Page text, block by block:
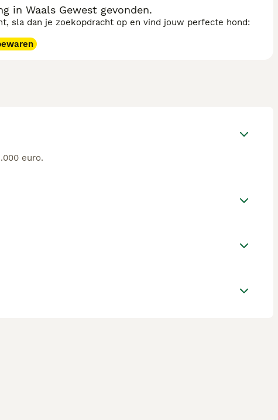
in Waals Gewest gevonden.
sla dan je zoekopdracht op en vind jouw perfecte hond:
euro.